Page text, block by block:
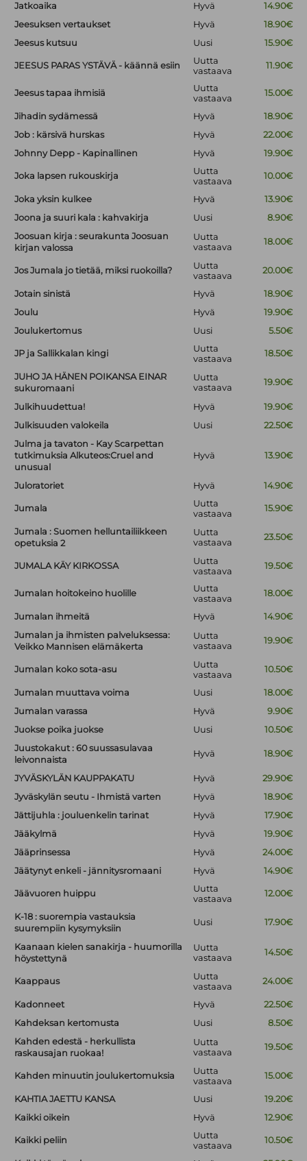
Jatkoaika Hyvä
14.90€
Jeesuksen vertaukset
Hyvä
18.90€
Jeesus kutsuu
Uusi 15.90€
JEESUS PARAS YSTÄVÄ - käännä esiin
Uutta
vastaava
11.90€
Jeesus tapaa ihmisiä
Uutta
vastaava
15.00€
Jihadin sydämessä Hyvä
18.90€
Job : kärsivä hurskas
Hyvä
22.00€
Johnny Depp - Kapinallinen
Hyvä 19.90€
Joka lapsen rukouskirja
Uutta
vastaava
10.00€
Joka yksin kulkee Hyvä
13.90€
Joona ja suuri kala : kahvakirja
Uusi
8.90€
Joosuan kirja : seurakunta Joosuan
kirjan valossa
Uutta
vastaava
18.00€
Jos Jumala jo tietää, miksi ruokoilla?
Uutta
vastaava
20.00€
Jotain sinistä Hyvä
18.90€
Joulu
Hyvä
19.90€
Joulukertomus
Uusi 5.50€
JP ja Sallikkalan kingi
Uutta
vastaava
18.50€
JUHO JA HÄNEN POIKANSA EINAR
sukuromaani
Uutta
vastaava
19.90€
Julkihuudettua! Hyvä
19.90€
Julkisuuden valokeila
Uusi
22.50€
Julma ja tavaton - Kay Scarpettan
tutkimuksia Alkuteos:Cruel and
unusual
Hyvä 13.90€
Juloratoriet Hyvä 14.90€
Jumala
Uutta
vastaava
15.90€
Jumala : Suomen helluntailiikkeen
opetuksia 2
Uutta
vastaava
23.50€
JUMALA KÄY KIRKOSSA
Uutta
vastaava
19.50€
Jumalan hoitokeino huolille
Uutta
vastaava
18.00€
Jumalan ihmeitä Hyvä
14.90€
Jumalan ja ihmisten palveluksessa:
Veikko Mannisen elämäkerta
Uutta
vastaava
19.90€
Jumalan koko sota-asu
Uutta
vastaava
10.50€
Jumalan muuttava voima Uusi
18.00€
Jumalan varassa
Hyvä
9.90€
Juokse poika juokse
Uusi
10.50€
Juustokakut : 60 suussasulavaa
leivonnaista
Hyvä 18.90€
JYVÄSKYLÄN KAUPPAKATU Hyvä
29.90€
Jyväskylän seutu - Ihmistä varten
Hyvä
18.90€
Jättijuhla : jouluenkelin tarinat
Hyvä
17.90€
Jääkylmä
Hyvä
19.90€
Jääprinsessa
Hyvä
24.00€
Jäätynyt enkeli - jännitysromaani
Hyvä 14.90€
Jäävuoren huippu
Uutta
vastaava
12.00€
K-18 : suorempia vastauksia
suurempiin kysymyksiin
Uusi 17.90€
Kaanaan kielen sanakirja - huumorilla
höystettynä
Uutta
vastaava
14.50€
Kaappaus
Uutta
vastaava
24.00€
Kadonneet Hyvä
22.50€
Kahdeksan kertomusta
Uusi
8.50€
Kahden edestä - herkullista
raskausajan ruokaa!
Uutta
vastaava
19.50€
Kahden minuutin joulukertomuksia
Uutta
vastaava
15.00€
KAHTIA JAETTU KANSA Uusi
19.20€
Kaikki oikein
Hyvä 12.90€
Kaikki peliin
Uutta
vastaava
10.50€